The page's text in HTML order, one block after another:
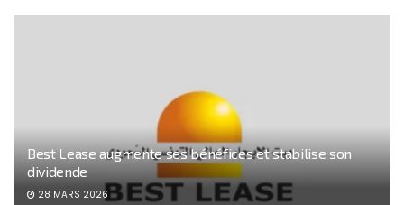
Best Lease augmente ses bénéfices et stabilise son
dividende
28 MARS 2026